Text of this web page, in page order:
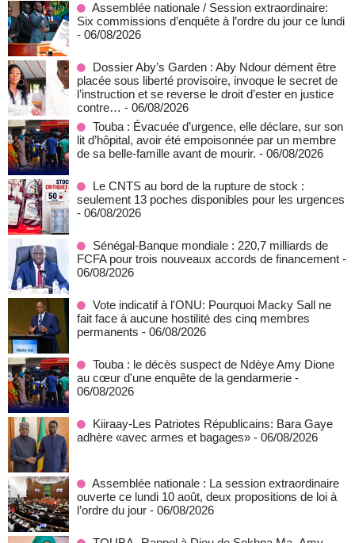
Assemblée nationale / Session extraordinaire:
Six commissions d’enquête à l’ordre du jour ce lundi
- 06/08/2026
Dossier Aby’s Garden : Aby Ndour dément être
placée sous liberté provisoire, invoque le secret de
l’instruction et se reverse le droit d’ester en justice
contre… - 06/08/2026
Touba : Évacuée d’urgence, elle déclare, sur son
lit d’hôpital, avoir été empoisonnée par un membre
de sa belle-famille avant de mourir. - 06/08/2026
Le CNTS au bord de la rupture de stock :
seulement 13 poches disponibles pour les urgences
- 06/08/2026
Sénégal-Banque mondiale : 220,7 milliards de
FCFA pour trois nouveaux accords de financement -
06/08/2026
Vote indicatif à l'ONU: Pourquoi Macky Sall ne
fait face à aucune hostilité des cinq membres
permanents - 06/08/2026
Touba : le décès suspect de Ndèye Amy Dione
au cœur d'une enquête de la gendarmerie -
06/08/2026
Kiiraay-Les Patriotes Républicains: Bara Gaye
adhère «avec armes et bagages» - 06/08/2026
Assemblée nationale : La session extraordinaire
ouverte ce lundi 10 août, deux propositions de loi à
l’ordre du jour - 06/08/2026